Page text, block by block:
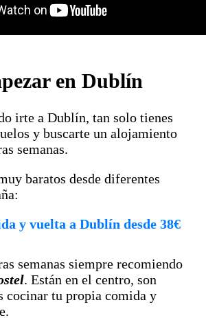
en Dublín
irte a Dublín, tan solo tienes
y buscarte un alojamiento
semanas.
baratos desde diferentes
y vuelta a Dublín desde 38€
semanas siempre recomiendo
. Están en el centro, son
cocinar tu propia comida y